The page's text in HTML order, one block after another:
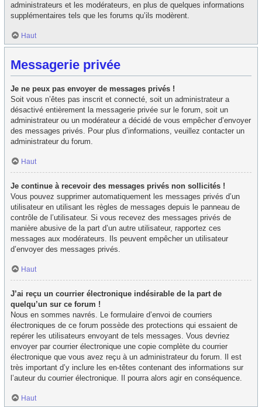
administrateurs et les modérateurs, en plus de quelques informations
supplémentaires tels que les forums qu’ils modèrent.
Haut
Messagerie privée
Je ne peux pas envoyer de messages privés !
Soit vous n’êtes pas inscrit et connecté, soit un administrateur a
désactivé entièrement la messagerie privée sur le forum, soit un
administrateur ou un modérateur a décidé de vous empêcher d’envoyer
des messages privés. Pour plus d’informations, veuillez contacter un
administrateur du forum.
Haut
Je continue à recevoir des messages privés non sollicités !
Vous pouvez supprimer automatiquement les messages privés d’un
utilisateur en utilisant les règles de messages depuis le panneau de
contrôle de l’utilisateur. Si vous recevez des messages privés de
manière abusive de la part d’un autre utilisateur, rapportez ces
messages aux modérateurs. Ils peuvent empêcher un utilisateur
d’envoyer des messages privés.
Haut
J’ai reçu un courrier électronique indésirable de la part de
quelqu’un sur ce forum !
Nous en sommes navrés. Le formulaire d’envoi de courriers
électroniques de ce forum possède des protections qui essaient de
repérer les utilisateurs envoyant de tels messages. Vous devriez
envoyer par courrier électronique une copie complète du courrier
électronique que vous avez reçu à un administrateur du forum. Il est
très important d’y inclure les en-têtes contenant des informations sur
l’auteur du courrier électronique. Il pourra alors agir en conséquence.
Haut